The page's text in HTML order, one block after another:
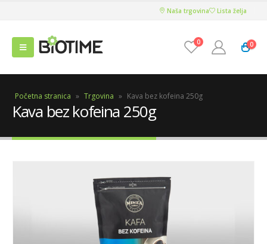
Naša trgovina Lista želja
0 0
Početna stranica » Trgovina » Kava bez kofeina 250g
Kava bez kofeina 250g